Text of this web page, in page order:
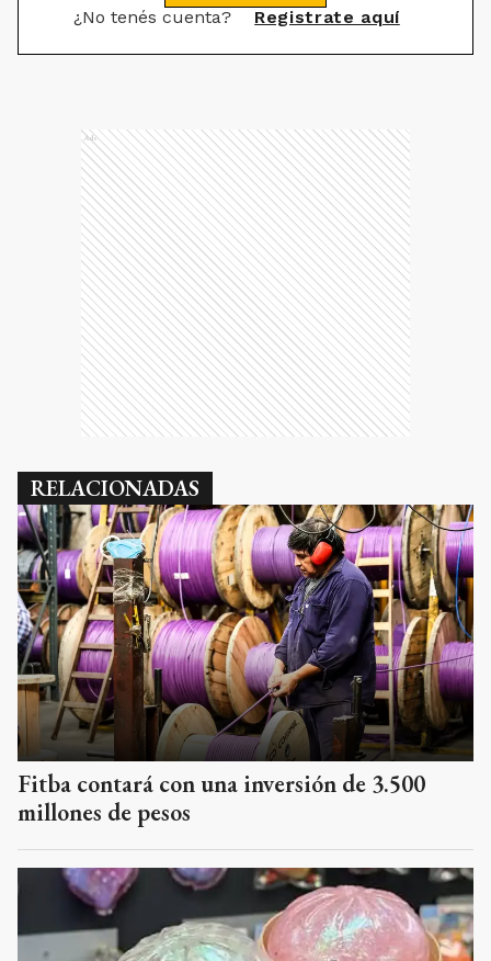
¿No tenés cuenta? Registrate aquí
Ads
RELACIONADAS
Fitba contará con una inversión de 3.500
millones de pesos